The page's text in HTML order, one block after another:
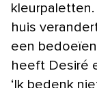
huis
een
heeft Desiré
‘Ik bedenk